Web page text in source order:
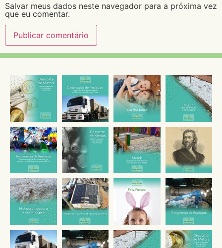
Salvar meus dados neste navegador para a próxima vez
que eu comentar.